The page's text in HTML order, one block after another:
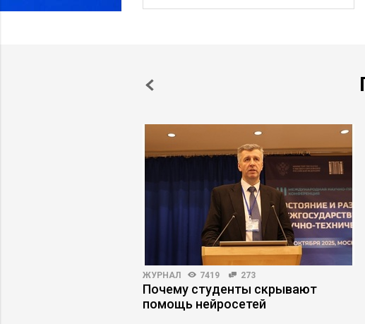
ЖУРНАЛ 7419 273
Почему студенты скрывают
помощь нейросетей